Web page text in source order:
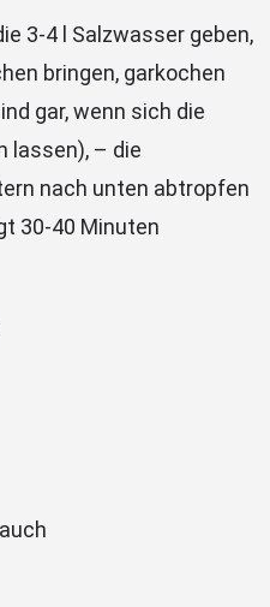
3-4 l Salzwasser geben,
bringen, garkochen
gar, wenn sich die
lassen), – die
nach unten abtropfen
30-40 Minuten